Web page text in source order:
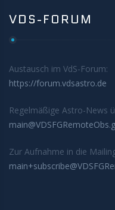
VDS-FORUM
Austausch im VdS-Forum:
https://forum.vdsastro.de
Regelmäßige Astro-News
Zur Aufnahme in die